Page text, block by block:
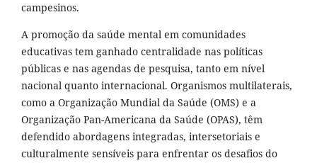
campesinos.
A promoção da saúde mental em comunidades
educativas tem ganhado centralidade nas políticas
públicas e nas agendas de pesquisa, tanto em nível
nacional quanto internacional. Organismos multilaterais,
como a Organização Mundial da Saúde (OMS) e a
Organização Pan-Americana da Saúde (OPAS), têm
defendido abordagens integradas, intersetoriais e
culturalmente sensíveis para enfrentar os desafios do